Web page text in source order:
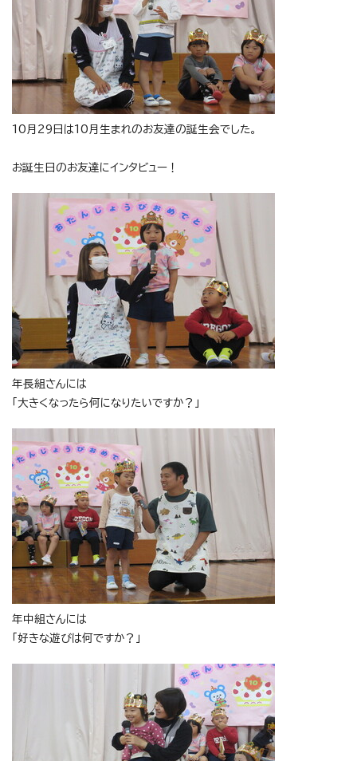
10月29日は10月生まれのお友達の誕生会でした。
お誕生日のお友達にインタビュー！
年長組さんには
「大きくなったら何になりたいですか？」
年中組さんには
「好きな遊びは何ですか？」